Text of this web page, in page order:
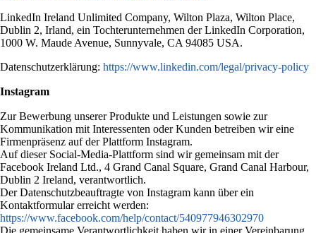
LinkedIn Ireland Unlimited Company, Wilton Plaza, Wilton Place,
Dublin 2, Irland, ein Tochterunternehmen der LinkedIn Corporation,
1000 W. Maude Avenue, Sunnyvale, CA 94085 USA.
Datenschutzerklärung: https://www.linkedin.com/legal/privacy-policy
Instagram
Zur Bewerbung unserer Produkte und Leistungen sowie zur
Kommunikation mit Interessenten oder Kunden betreiben wir eine
Firmenpräsenz auf der Plattform Instagram.
Auf dieser Social-Media-Plattform sind wir gemeinsam mit der
Facebook Ireland Ltd., 4 Grand Canal Square, Grand Canal Harbour,
Dublin 2 Ireland, verantwortlich.
Der Datenschutzbeauftragte von Instagram kann über ein
Kontaktformular erreicht werden:
https://www.facebook.com/help/contact/540977946302970
Die gemeinsame Verantwortlichkeit haben wir in einer Vereinbarung